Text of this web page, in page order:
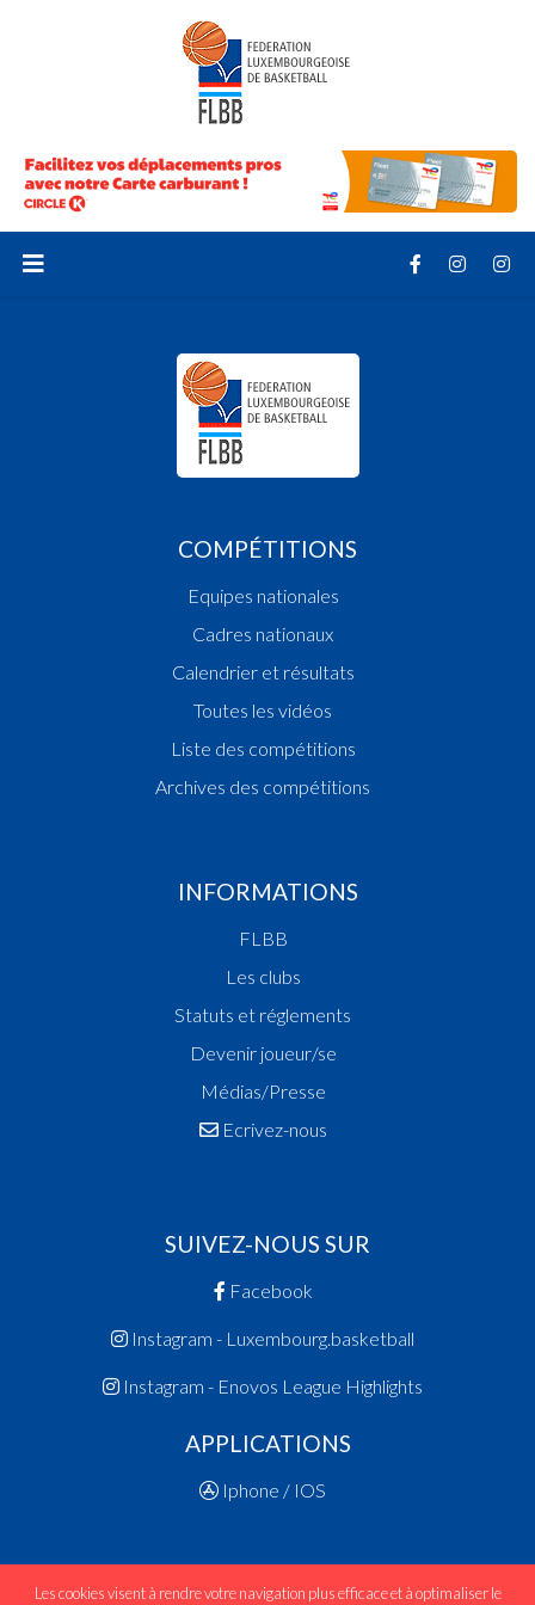
COMPÉTITIONS
Equipes nationales
Cadres nationaux
Calendrier et résultats
Toutes les vidéos
Liste des compétitions
Archives des compétitions
INFORMATIONS
FLBB
Les clubs
Statuts et réglements
Devenir joueur/se
Médias/Presse
Ecrivez-nous
SUIVEZ-NOUS SUR
Facebook
Instagram - Luxembourg.basketball
Instagram - Enovos League Highlights
APPLICATIONS
Iphone / IOS
Les cookies visent à rendre votre navigation plus efficace et à optimaliser le